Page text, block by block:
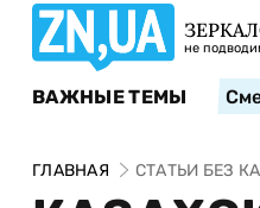
не
ВАЖНЫЕ ТЕМЫ
ГЛАВНАЯ СТАТЬИ БЕЗ